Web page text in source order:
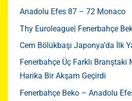
Anadolu Efes 87 – 72 Monaco
Thy Euroleague| Fenerbahçe
Cem Bölükbaşı Japonya’da İlk
Fenerbahçe Üç Farklı Branştaki
Harika Bir Akşam Geçirdi
Fenerbahçe Beko – Anadolu